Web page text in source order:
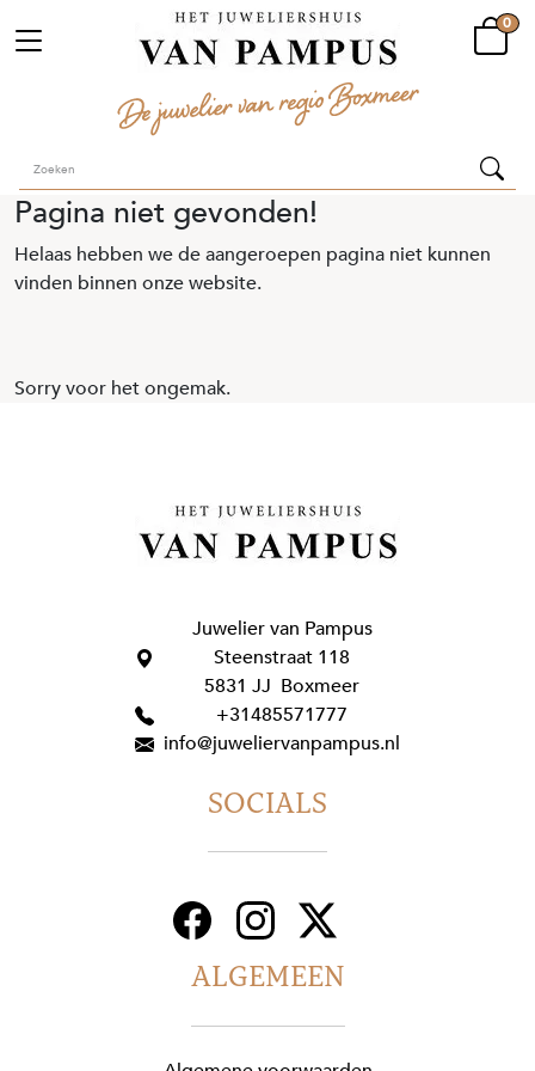
0
Pagina niet gevonden!
Helaas hebben we de aangeroepen pagina niet kunnen
vinden binnen onze website.
Sorry voor het ongemak.
Juwelier van Pampus
Steenstraat 118
5831 JJ Boxmeer
+31485571777
info@juweliervanpampus.nl
ALGEMEEN
SOCIALS